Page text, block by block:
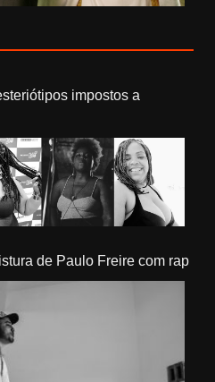
impostos a
de Paulo Freire com rap